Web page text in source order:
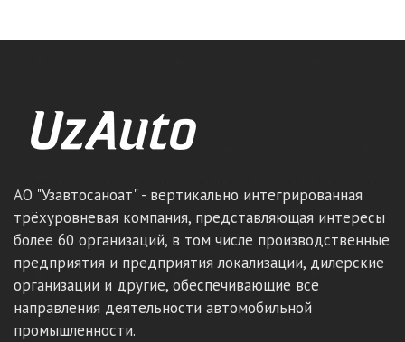
АО "Узавтосаноат" - вертикально интегрированная
трёхуровневая компания, представляющая интересы
более 60 организаций, в том числе производственные
предприятия и предприятия локализации, дилерские
организации и другие, обеспечивающие все
направления деятельности автомобильной
промышленности.